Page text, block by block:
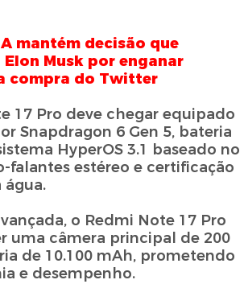
mantém decisão que
Musk por enganar
compra do Twitter
17 Pro deve chegar equipado
Snapdragon 6 Gen 5, bateria
HyperOS 3.1 baseado no
falantes estéreo e certificação
água.
o Redmi Note 17 Pro
uma câmera principal de 200
de 10.100 mAh, prometendo
e desempenho.